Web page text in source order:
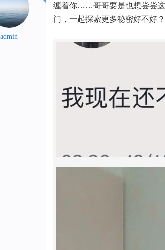
admin
缠着你……哥哥要是也想尝尝这
门，一起探索更多秘密好不好